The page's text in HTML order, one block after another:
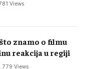
Views
što znamo o filmu
reakcija u regiji
Views